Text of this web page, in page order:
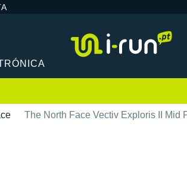
The North Face Vectiv Exploris II Mid